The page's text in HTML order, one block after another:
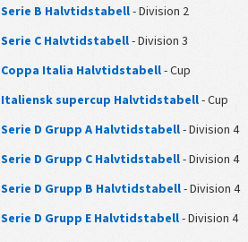
Serie B Halvtidstabell- Division 2
Serie C Halvtidstabell- Division 3
Coppa Italia Halvtidstabell- Cup
Italiensk supercup Halvtidstabell- Cup
Serie D Grupp A Halvtidstabell- Division 4
Serie D Grupp C Halvtidstabell- Division 4
Serie D Grupp B Halvtidstabell- Division 4
Serie D Grupp E Halvtidstabell- Division 4